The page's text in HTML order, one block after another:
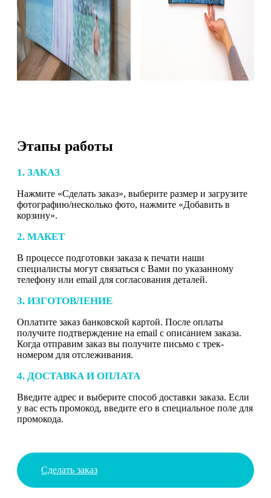
Этапы работы
1. ЗАКАЗ
Нажмите «Сделать заказ», выберите размер и загрузите
фотографию/несколько фото, нажмите «Добавить в
корзину».
2. МАКЕТ
В процессе подготовки заказа к печати наши
специалисты могут связаться с Вами по указанному
телефону или email для согласования деталей.
3. ИЗГОТОВЛЕНИЕ
Оплатите заказ банковской картой. После оплаты
получите подтверждение на email с описанием заказа.
Когда отправим заказ вы получите письмо с трек-
номером для отслеживания.
4. ДОСТАВКА И ОПЛАТА
Введите адрес и выберите способ доставки заказа. Если
у вас есть промокод, введите его в специальное поле для
промокода.
Сделать заказ